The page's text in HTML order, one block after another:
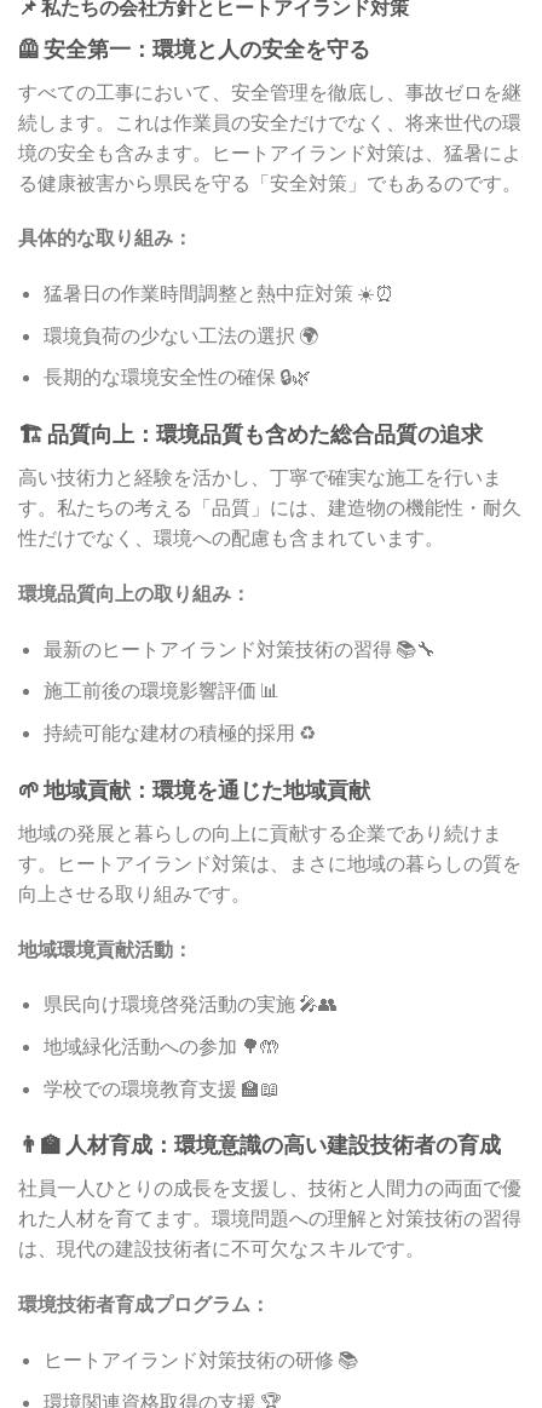
📌 私たちの会社方針とヒートアイランド対策
🦺 安全第一：環境と人の安全を守る
すべての工事において、安全管理を徹底し、事故ゼロを継
続します。これは作業員の安全だけでなく、将来世代の環
境の安全も含みます。ヒートアイランド対策は、猛暑によ
る健康被害から県民を守る「安全対策」でもあるのです。
具体的な取り組み：
猛暑日の作業時間調整と熱中症対策 ☀️⏰
環境負荷の少ない工法の選択 🌍
長期的な環境安全性の確保 🔒🌿
🏗️ 品質向上：環境品質も含めた総合品質の追求
高い技術力と経験を活かし、丁寧で確実な施工を行いま
す。私たちの考える「品質」には、建造物の機能性・耐久
性だけでなく、環境への配慮も含まれています。
環境品質向上の取り組み：
最新のヒートアイランド対策技術の習得 📚🔧
施工前後の環境影響評価 📊
持続可能な建材の積極的採用 ♻️
🌱 地域貢献：環境を通じた地域貢献
地域の発展と暮らしの向上に貢献する企業であり続けま
す。ヒートアイランド対策は、まさに地域の暮らしの質を
向上させる取り組みです。
地域環境貢献活動：
県民向け環境啓発活動の実施 🎤👥
地域緑化活動への参加 🌳🤲
学校での環境教育支援 🏫📖
👨‍🏫 人材育成：環境意識の高い建設技術者の育成
社員一人ひとりの成長を支援し、技術と人間力の両面で優
れた人材を育てます。環境問題への理解と対策技術の習得
は、現代の建設技術者に不可欠なスキルです。
環境技術者育成プログラム：
ヒートアイランド対策技術の研修 📚
環境関連資格取得の支援 🏆